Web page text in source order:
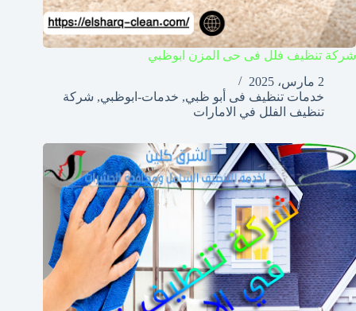
شركة تنظيف فلل فى حى المزن ابوظبي
2 مارس، 2025
خدمات تنظيف فى أبو ظبي, خدمات-ابوظبي, شركة
تنظيف الفلل في الامارات